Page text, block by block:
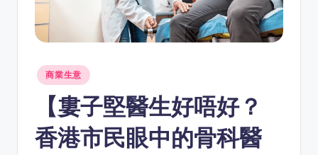
Posted
in
商業生意
【婁子堅醫生好唔好？
香港市民眼中的骨科醫